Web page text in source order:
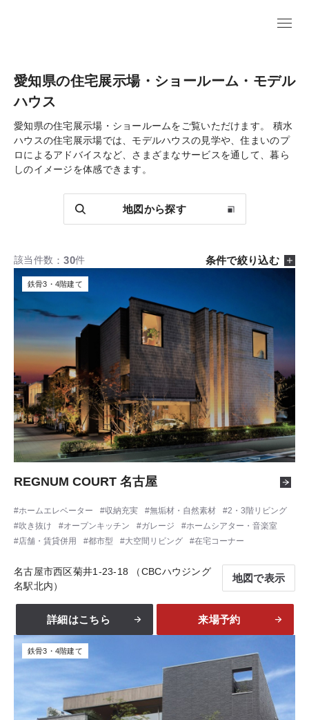
愛知県の住宅展示場・ショールーム・モデル
ハウス
愛知県の住宅展示場・ショールームをご覧いただけます。
積水
ハウスの住宅展示場では、モデルハウスの見学や、住まいのプ
ロによるアドバイスなど、さまざまなサービスを通して、暮ら
しのイメージを体感できます。
地図から探す
該当件数 30件 条件で絞り込む
REGNUM COURT 名古屋
鉄骨3・4階建て
ホームエレベーター 収納充実 無垢材・自然素材
2・3階リビング
吹き抜け
オープンキッチン ガレージ
ホームシアター・音楽室
店舗・賃貸併用
都市型 大空間リビング 在宅コーナー
名古屋市西区菊井1-23-18 （CBCハウジング
名駅北内）
地図で表示
詳細はこちら 来場予約
鉄骨3・4階建て